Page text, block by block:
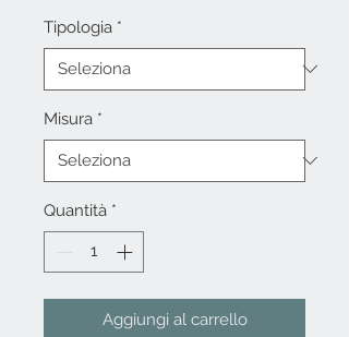
Tipologia *
Misura *
Quantità *
Aggiungi al carrello